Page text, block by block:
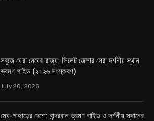
সবুজে ঘেরা মেঘের রাজ্য: সিলেট জেলার সেরা দর্শনীয় স্থান
ভ্রমণ গাইড (২০২৬ সংস্করণ)
July 20, 2026
মেঘ-পাহাড়ের দেশে: বান্দরবান ভ্রমণ গাইড ও দর্শনীয় স্থানের